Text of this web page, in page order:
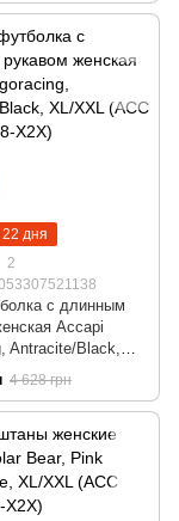
22 дня
2
с длинным
Accapi
Antracite/Black,
АA911.968-X2X)
4 628 грн